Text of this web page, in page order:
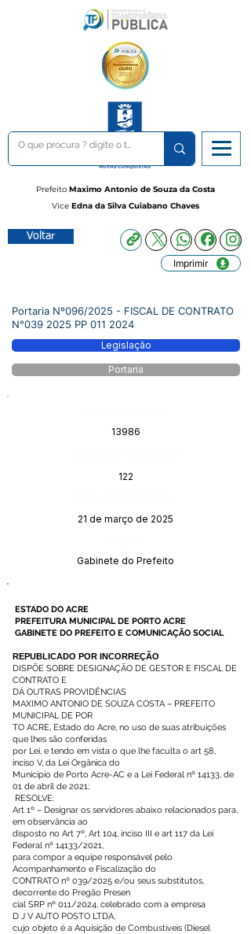
Prefeito Maximo Antonio de Souza da Costa
Vice Edna da Silva Cuiabano Chaves
Voltar
Imprimir
Portaria Nº096/2025 - FISCAL DE CONTRATO
N°039 2025 PP 011 2024
Legislação
Portaria
13986
122
21 de março de 2025
Gabinete do Prefeito
ESTADO DO ACRE
PREFEITURA MUNICIPAL DE PORTO ACRE
GABINETE DO PREFEITO E COMUNICAÇÃO SOCIAL
REPUBLICADO POR INCORREÇÃO
DISPÕE SOBRE DESIGNAÇÃO DE GESTOR E FISCAL DE
CONTRATO E
DÁ OUTRAS PROVIDÊNCIAS
MAXIMO ANTONIO DE SOUZA COSTA – PREFEITO
MUNICIPAL DE POR
TO ACRE, Estado do Acre, no uso de suas atribuições
que lhes são conferidas
por Lei, e tendo em vista o que lhe faculta o art 58,
inciso V, da Lei Orgânica do
Município de Porto Acre-AC e a Lei Federal nº 14133, de
01 de abril de 2021;
RESOLVE:
Art 1º – Designar os servidores abaixo relacionados para,
em observância ao
disposto no Art 7º, Art 104, inciso III e art 117 da Lei
Federal nº 14133/2021,
para compor a equipe responsável pelo
Acompanhamento e Fiscalização do
CONTRATO nº 039/2025 e/ou seus substitutos,
decorrente do Pregão Presen
cial SRP nº 011/2024, celebrado com a empresa
D J V AUTO POSTO LTDA,
cujo objeto é a Aquisição de Combustíveis (Diesel